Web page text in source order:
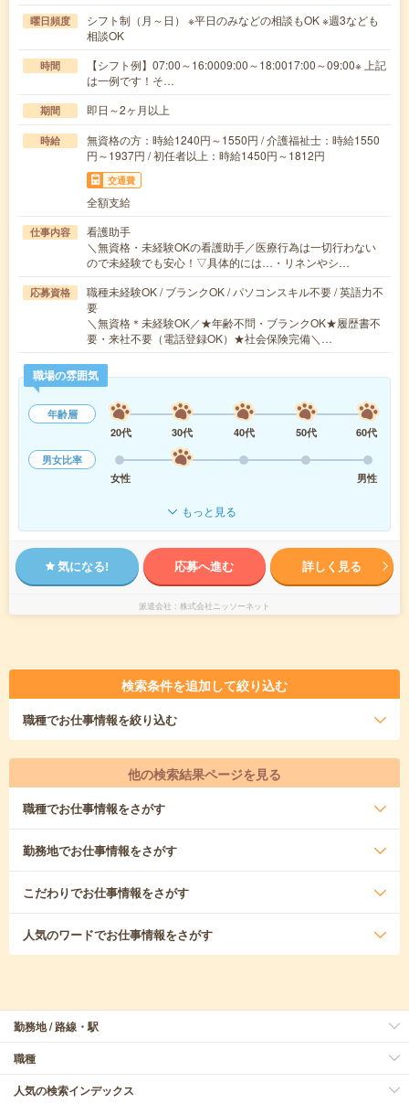
曜日頻度
シフト制（月～日） ※平日のみなどの相談もOK ※週3なども
相談OK
時間
【シフト例】07:00～16:0009:00～18:0017:00～09:00※ 上記
は一例です！そ…
期間 即日～2ヶ月以上
時給
無資格の方：時給1240円～1550円 / 介護福祉士：時給1550
円～1937円 / 初任者以上：時給1450円～1812円
交通費
全額支給
仕事内容
看護助手
＼無資格・未経験OKの看護助手／医療行為は一切行わない
ので未経験でも安心！▽具体的には…・リネンやシ…
応募資格
職種未経験OK / ブランクOK / パソコンスキル不要 / 英語力不
要
＼無資格＊未経験OK／★年齢不問・ブランクOK★履歴書不
要・来社不要（電話登録OK）★社会保険完備＼…
職場の雰囲気
年齢層
20代
30代 40代 50代
60代
男女比率
女性
男性
もっと見る
気になる! 応募へ進む 詳しく見る
派遣会社 株式会社ニッソーネット
検索条件を追加して絞り込む
職種でお仕事情報を絞り込む
他の検索結果ページを見る
職種でお仕事情報をさがす
勤務地でお仕事情報をさがす
こだわりでお仕事情報をさがす
人気のワードでお仕事情報をさがす
勤務地 / 路線・駅
職種
人気の検索インデックス